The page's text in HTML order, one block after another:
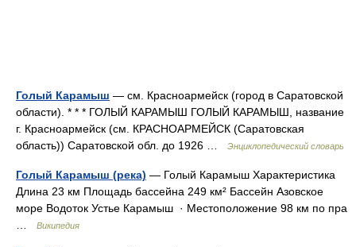
Голый Карамыш — см. Красноармейск (город в Саратовской
области). * * * ГОЛЫЙ КАРАМЫШ ГОЛЫЙ КАРАМЫШ, название
г. Красноармейск (см. КРАСНОАРМЕЙСК (Саратовская
область)) Саратовской обл. до 1926 …
Энциклопедический словарь
Голый Карамыш (река) — Голый Карамыш Характеристика
Длина 23 км Площадь бассейна 249 км² Бассейн Азовское
море Водоток Устье Карамыш · Местоположение 98 км по пра
Википедия